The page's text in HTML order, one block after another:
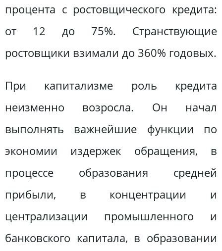
процента с ростовщического кредита:
от 12 до 75%. Странствующие
ростовщики взимали до 360% годовых.
При капитализме роль кредита
неизменно возросла. Он начал
выполнять важнейшие функции по
экономии издержек обращения, в
процессе образования средней
прибыли, в концентрации и
централизации промышленного и
банковского капитала, в образовании